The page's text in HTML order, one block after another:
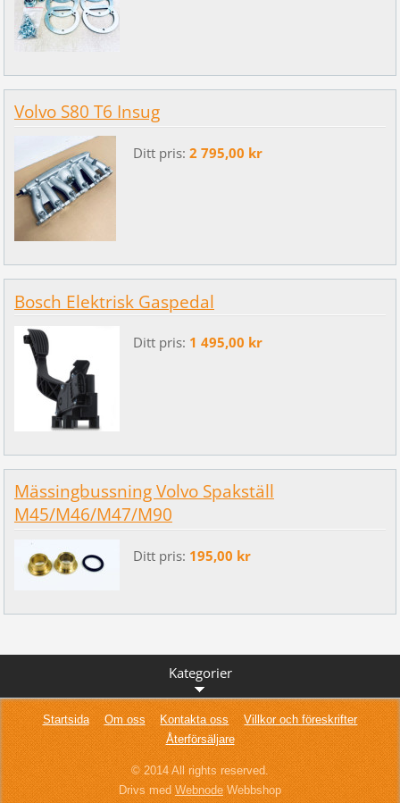
Volvo S80 T6 Insug
Ditt pris: 2 795,00 kr
Bosch Elektrisk Gaspedal
Ditt pris: 1 495,00 kr
Mässingbussning Volvo Spakställ
M45/M46/M47/M90
Ditt pris: 195,00 kr
Kategorier
Startsida Om oss Kontakta oss
Villkor och föreskrifter
Återförsäljare
© 2014 All rights reserved.
Drivs medWebnodeWebbshop